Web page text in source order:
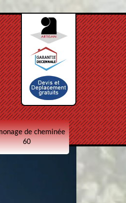
de cheminée
60